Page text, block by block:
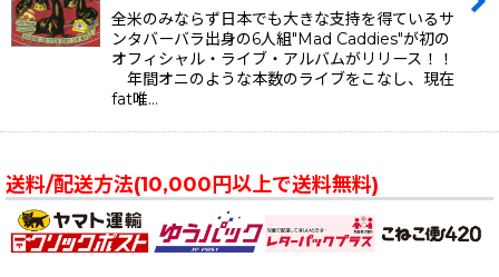
全米のみならず日本でも大きな支持を得ているサ
ンタバーバラ出身の6人組"Mad Caddies"が初の
オフィシャル・ライブ・アルバムがリリース！！
年間オニのような本数のライブをこなし、現在
fat唯…
送料/配送方法(10,000円以上で送料無料)